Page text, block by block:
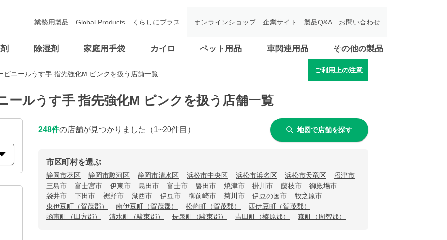
除湿剤 家庭用手袋 カイロ ペット用品 車関連用品 その他の製品
業務用製品 Global Products くらしにプラス オンラインショップ 企業サイト 製品Q&A お問い合わせ
ビニールうす手 指先強化M ピンクを扱う店舗一覧
ご利用上の注意
ールうす手 指先強化M ピンクを扱う店舗一覧
248件の店舗が見つかりました （1~20件目） 地図で店舗を探す
市区町村を選ぶ
静岡市葵区 静岡市駿河区 静岡市清水区 浜松市中央区 浜松市浜名区 浜松市天竜区
沼津市
三島市
富士宮市 伊東市 島田市 富士市 磐田市 焼津市 掛川市 藤枝市
御殿場市
袋井市
下田市 裾野市 湖西市 伊豆市 御前崎市 菊川市 伊豆の国市
牧之原市
東伊豆町（賀茂郡）
南伊豆町（賀茂郡） 松崎町（賀茂郡）
西伊豆町（賀茂郡）
函南町（田方郡）
清水町（駿東郡） 長泉町（駿東郡） 吉田町（榛原郡） 森町（周智郡）